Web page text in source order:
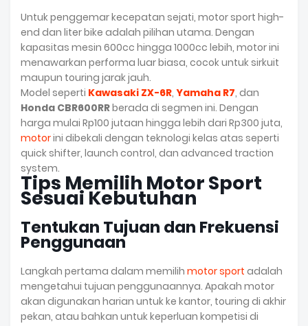
Untuk penggemar kecepatan sejati, motor sport high-
end dan liter bike adalah pilihan utama. Dengan
kapasitas mesin 600cc hingga 1000cc lebih, motor ini
menawarkan performa luar biasa, cocok untuk sirkuit
maupun touring jarak jauh.
Model seperti Kawasaki ZX-6R, Yamaha R7, dan
Honda CBR600RRberada di segmen ini. Dengan
harga mulai Rp100 jutaan hingga lebih dari Rp300 juta,
motorini dibekali dengan teknologi kelas atas seperti
quick shifter, launch control, dan advanced traction
system.
Tips Memilih Motor Sport
Sesuai Kebutuhan
Tentukan Tujuan dan Frekuensi
Penggunaan
Langkah pertama dalam memilih motor sport adalah
mengetahui tujuan penggunaannya. Apakah motor
akan digunakan harian untuk ke kantor, touring di akhir
pekan, atau bahkan untuk keperluan kompetisi di